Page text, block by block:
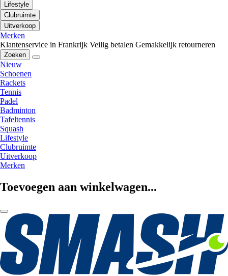
Lifestyle
Clubruimte
Uitverkoop
Merken
Klantenservice in Frankrijk Veilig betalen Gemakkelijk retourneren
Zoeken
Nieuw
Schoenen
Rackets
Tennis
Padel
Badminton
Tafeltennis
Squash
Lifestyle
Clubruimte
Uitverkoop
Merken
Toevoegen aan winkelwagen...